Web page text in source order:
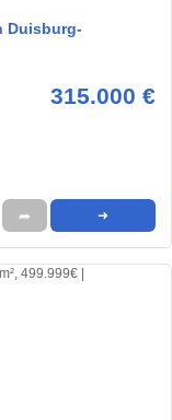
Duisburg-
315.000 €
➦ ➜